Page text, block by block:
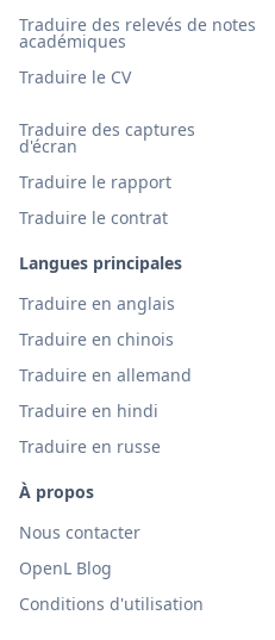
Traduire des relevés de notes
académiques
Traduire le CV
Traduire des captures
d'écran
Traduire le rapport
Traduire le contrat
Langues principales
Traduire en anglais
Traduire en chinois
Traduire en allemand
Traduire en hindi
Traduire en russe
À propos
Nous contacter
OpenL Blog
Conditions d'utilisation